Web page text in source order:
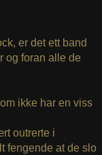
er det ett band
og foran alle de
ikke har en viss
outrerte i
fengende at de slo